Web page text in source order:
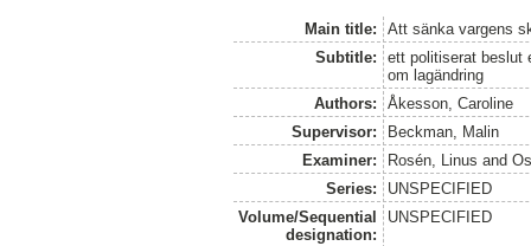
Main title:
Att sänka vargens
Subtitle:
ett politiserat beslut
om lagändring
Authors:
Åkesson, Caroline
Supervisor:
Beckman, Malin
Examiner:
Rosén, Linus and
Series:
UNSPECIFIED
Volume/Sequential
designation:
UNSPECIFIED